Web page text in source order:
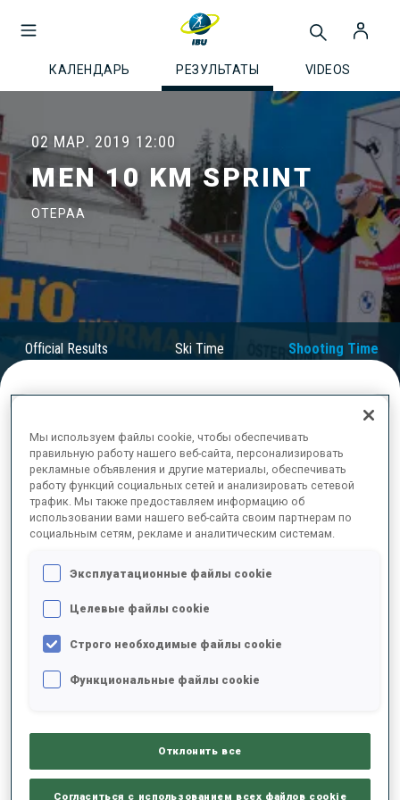
КАЛЕНДАРЬ РЕЗУЛЬТАТЫ VIDEOS
02 МАР. 2019 12:00
MEN 10 KM SPRINT
OTEPAA
Official Results Ski Time Shooting Time
SHOOTING TIME
1 52 O. HOSEK
T. ARWIDSON
ZOBEL
STEGMAYR
SWE 2 2
+4.0
Мы используем файлы cookie, чтобы обеспечивать
правильную работу нашего веб-сайта, персонализировать
рекламные объявления и другие материалы, обеспечивать
работу функций социальных сетей и анализировать сетевой
трафик. Мы также предоставляем информацию об
использовании вами нашего веб-сайта своим партнерам по
социальным сетям, рекламе и аналитическим системам.
Эксплуатационные файлы cookie
Целевые файлы cookie
Строго необходимые файлы cookie
Функциональные файлы cookie
Отклонить все
Согласиться с использованием всех файлов cookie